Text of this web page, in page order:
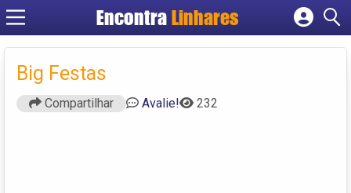
EncontraLinhares
Cadastrar empresa
Big Festas
Compartilhar Avalie! 232